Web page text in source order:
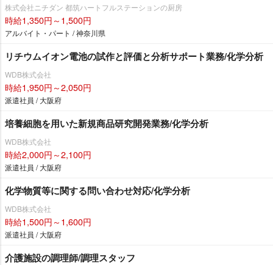
株式会社ニチダン 都筑ハートフルステーションの厨房
時給1,350円～1,500円
アルバイト・パート / 神奈川県
リチウムイオン電池の試作と評価と分析サポート業務/化学分析
WDB株式会社
時給1,950円～2,050円
派遣社員 / 大阪府
培養細胞を用いた新規商品研究開発業務/化学分析
WDB株式会社
時給2,000円～2,100円
派遣社員 / 大阪府
化学物質等に関する問い合わせ対応/化学分析
WDB株式会社
時給1,500円～1,600円
派遣社員 / 大阪府
介護施設の調理師/調理スタッフ